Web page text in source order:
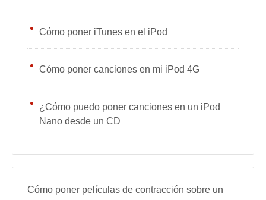
Cómo poner iTunes en el iPod
Cómo poner canciones en mi iPod 4G
¿Cómo puedo poner canciones en un iPod
Nano desde un CD
Cómo poner películas de contracción sobre un